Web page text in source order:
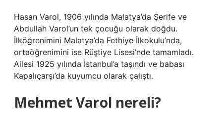
Hasan Varol, 1906 yılında Malatya’da Şerife ve
Abdullah Varol’un tek çocuğu olarak doğdu.
İlköğrenimini Malatya’da Fethiye İlkokulu’nda,
ortaöğrenimini ise Rüştiye Lisesi’nde tamamladı.
Ailesi 1925 yılında İstanbul’a taşındı ve babası
Kapalıçarşı’da kuyumcu olarak çalıştı.
Mehmet Varol nereli?